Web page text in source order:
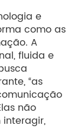
e
como as
A
fluida e
“as
não